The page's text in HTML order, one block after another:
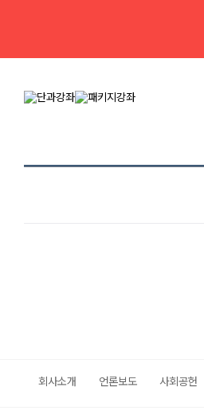
회사소개 언론보도 사회공헌